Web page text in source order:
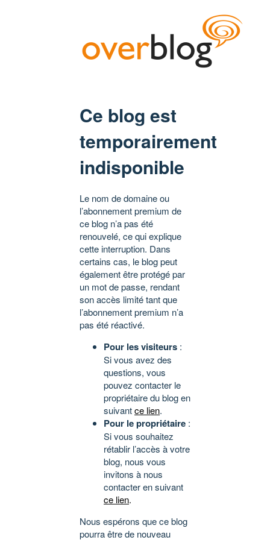
Ce blog est
temporairement
indisponible
Le nom de domaine ou
l’abonnement premium de
ce blog n’a pas été
renouvelé, ce qui explique
cette interruption. Dans
certains cas, le blog peut
également être protégé par
un mot de passe, rendant
son accès limité tant que
l’abonnement premium n’a
pas été réactivé.
Pour les visiteurs :
Si vous avez des
questions, vous
pouvez contacter le
propriétaire du blog en
suivantce lien.
Pour le propriétaire :
Si vous souhaitez
rétablir l’accès à votre
blog, nous vous
invitons à nous
contacter en suivant
ce lien.
Nous espérons que ce blog
pourra être de nouveau